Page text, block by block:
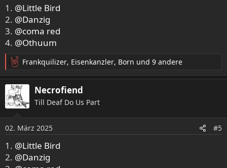
n
:
1. @Little Bird
2. @Danzig
3. @coma red
4. @Othuum
R
e
a
k
t
n
n
:
Frankquilizer, Eisenkanzler, Born und 9 andere
Necrofiend
Till Deaf Do Us Part
02. März 2025 #5
1. @Little Bird
2. @Danzig